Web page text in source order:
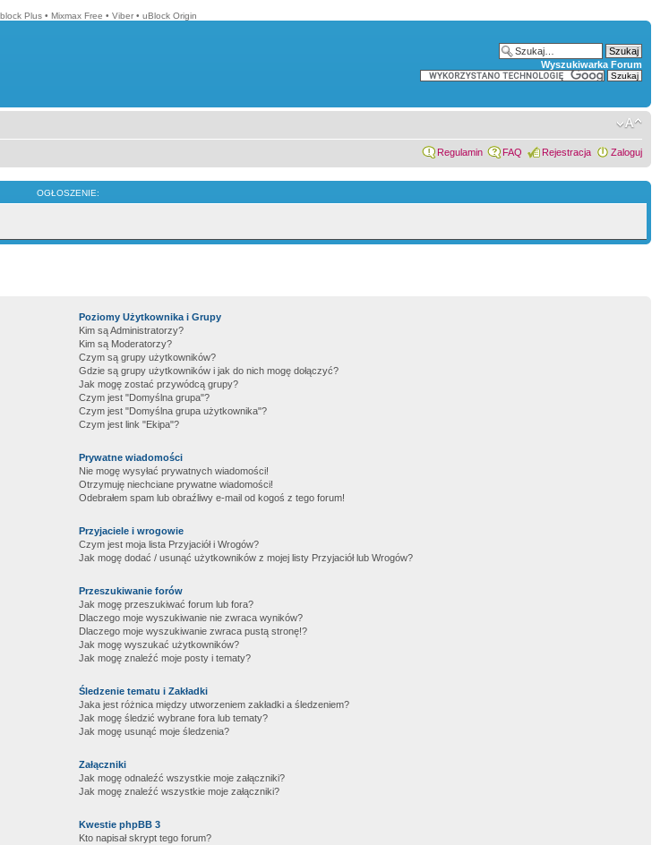
Plus • Mixmax Free • Viber • uBlock Origin
Wyszukiwarka Forum
Regulamin FAQ Rejestracja Zaloguj
OGŁOSZENIE:
Poziomy Użytkownika i Grupy
Kim są Administratorzy?
Kim są Moderatorzy?
Czym są grupy użytkowników?
Gdzie są grupy użytkowników i jak do nich mogę dołączyć?
Jak mogę zostać przywódcą grupy?
Czym jest "Domyślna grupa"?
Czym jest "Domyślna grupa użytkownika"?
Czym jest link "Ekipa"?
Prywatne wiadomości
Nie mogę wysyłać prywatnych wiadomości!
Otrzymuję niechciane prywatne wiadomości!
Odebrałem spam lub obraźliwy e-mail od kogoś z tego forum!
Przyjaciele i wrogowie
Czym jest moja lista Przyjaciół i Wrogów?
Jak mogę dodać / usunąć użytkowników z mojej listy Przyjaciół lub Wrogów?
Przeszukiwanie forów
Jak mogę przeszukiwać forum lub fora?
Dlaczego moje wyszukiwanie nie zwraca wyników?
Dlaczego moje wyszukiwanie zwraca pustą stronę!?
Jak mogę wyszukać użytkowników?
Jak mogę znaleźć moje posty i tematy?
Śledzenie tematu i Zakładki
Jaka jest różnica między utworzeniem zakładki a śledzeniem?
Jak mogę śledzić wybrane fora lub tematy?
Jak mogę usunąć moje śledzenia?
Załączniki
Jak mogę odnaleźć wszystkie moje załączniki?
Jak mogę znaleźć wszystkie moje załączniki?
Kwestie phpBB 3
Kto napisał skrypt tego forum?